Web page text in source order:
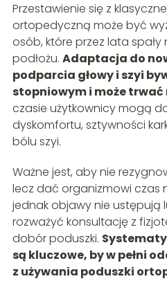
Przestawienie się z
ortopedyczną może być
osób, które przez lata spały
podłożu. Adaptacja do
podparcia głowy i szyi
stopniowym i może trwać
czasie użytkownicy mogą
dyskomfortu, sztywności
bólu szyi.
Ważne jest, aby nie
lecz dać organizmowi czas
jednak objawy nie ustępują
rozważyć konsultację z
dobór poduszki.
są kluczowe, by w pełni
z używania poduszki